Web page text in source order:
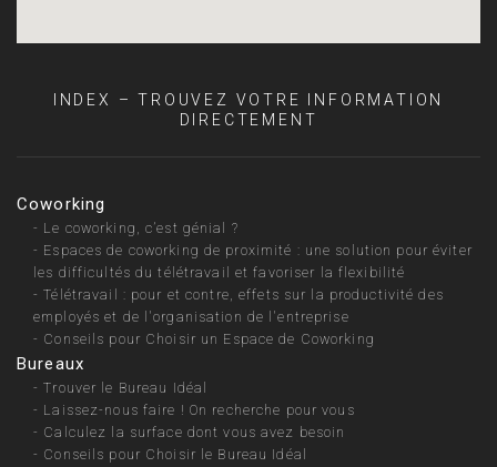
INDEX – TROUVEZ VOTRE INFORMATION
DIRECTEMENT
Coworking
- Le coworking, c’est génial ?
- Espaces de coworking de proximité : une solution pour éviter
les difficultés du télétravail et favoriser la flexibilité
-Télétravail : pour et contre, effets sur la productivité des
employés et de l'organisation de l'entreprise
- Conseils pour Choisir un Espace de Coworking
Bureaux
-Trouver le Bureau Idéal
- Laissez-nous faire ! On recherche pour vous
- Calculez la surface dont vous avez besoin
- Conseils pour Choisir le Bureau Idéal